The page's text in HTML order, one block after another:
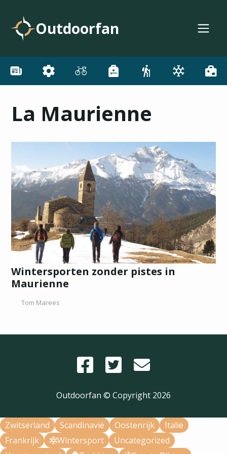
Outdoorfan
La Maurienne
Wintersporten zonder pistes in
Maurienne
Tom Marees
Outdoorfan © Copyright 2026
Zwitserland Scandinavië Oostenrijk
Italië
Frankrijk
Wintersport
Uncategorized